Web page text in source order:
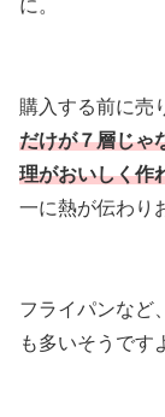
に。
購入する前に売
だけが７層じゃ
理がおいしく作
一に熱が伝わり
フライパンなど
も多いそうです